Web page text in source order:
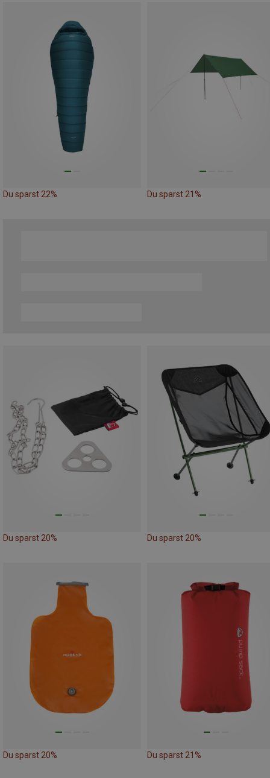
Du sparst 22% Du sparst 21%
Du sparst 20% Du sparst 20%
Du sparst 20% Du sparst 21%